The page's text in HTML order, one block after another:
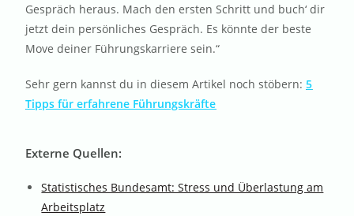
Gespräch heraus. Mach den ersten Schritt und buch‘ dir
jetzt dein persönliches Gespräch. Es könnte der beste
Move deiner Führungskarriere sein.“
Sehr gern kannst du in diesem Artikel noch stöbern:5
Tipps für erfahrene Führungskräfte
Externe Quellen:
Statistisches Bundesamt: Stress und Überlastung am
Arbeitsplatz